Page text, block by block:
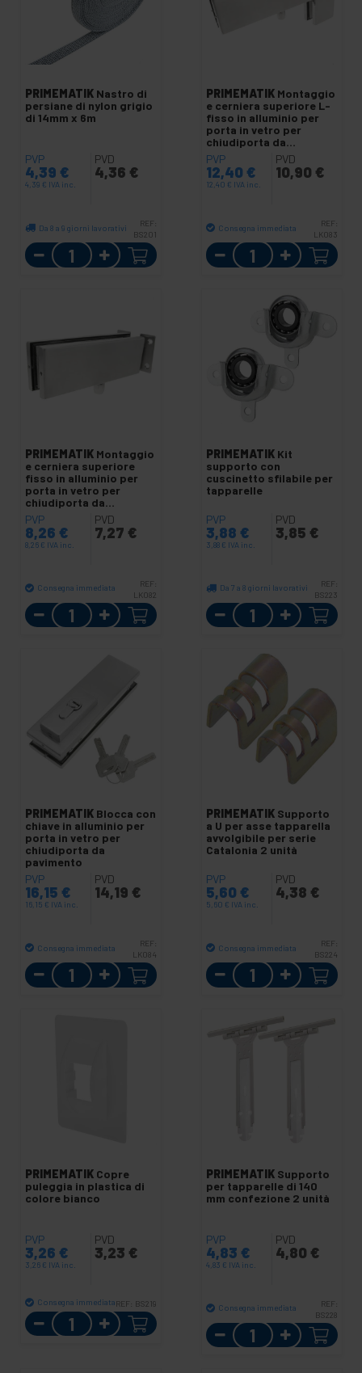
PRIMEMATIK Nastro di
persiane di nylon grigio
di 14mm x 6m
PVP
4,39 €
4,39 € IVA inc.
PVD
4,36 €
Da 8 a 9 giorni lavorativi
REF:
BS201
Quantità
PRIMEMATIK Montaggio
e cerniera superiore L-
fisso in alluminio per
porta in vetro per
chiudiporta da
pavimento
PVP
12,40 €
12,40 € IVA inc.
PVD
10,90 €
Consegna immediata
REF:
LK083
Quantità
PRIMEMATIK Montaggio
e cerniera superiore
fisso in alluminio per
porta in vetro per
chiudiporta da
pavimento
PVP
8,26 €
8,26 € IVA inc.
PVD
7,27 €
Consegna immediata
REF:
LK082
Quantità
PRIMEMATIK Kit
supporto con
cuscinetto sfilabile per
tapparelle
PVP
3,88 €
3,88 € IVA inc.
PVD
3,85 €
Da 7 a 8 giorni lavorativi
REF:
BS223
Quantità
PRIMEMATIK Blocca con
chiave in alluminio per
porta in vetro per
chiudiporta da
pavimento
PVP
16,15 €
16,15 € IVA inc.
PVD
14,19 €
Consegna immediata
REF:
LK084
Quantità
PRIMEMATIK Supporto
a U per asse tapparella
avvolgibile per serie
Catalonia 2 unità
PVP
5,60 €
5,60 € IVA inc.
PVD
4,38 €
Consegna immediata
REF:
BS224
Quantità
PRIMEMATIK Copre
puleggia in plastica di
colore bianco
PVP
3,26 €
3,26 € IVA inc.
PVD
3,23 €
Consegna immediataREF: BS219
Quantità
PRIMEMATIK Supporto
per tapparelle di 140
mm confezione 2 unità
PVP
4,83 €
4,83 € IVA inc.
PVD
4,80 €
Consegna immediata
REF:
BS228
Quantità